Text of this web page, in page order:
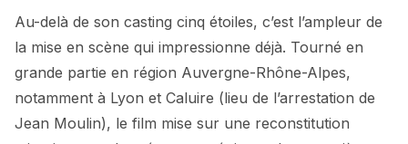
Au-delà de son casting cinq étoiles, c’est l’ampleur de
la mise en scène qui impressionne déjà. Tourné en
grande partie en région Auvergne-Rhône-Alpes,
notamment à Lyon et Caluire (lieu de l’arrestation de
Jean Moulin), le film mise sur une reconstitution